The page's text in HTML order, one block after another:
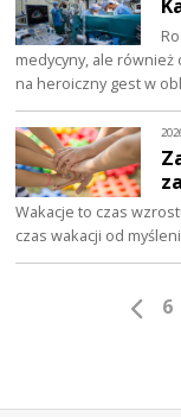
medycyny, ale również
na heroiczny gest w
Wakacje to czas
czas wakacji od
6